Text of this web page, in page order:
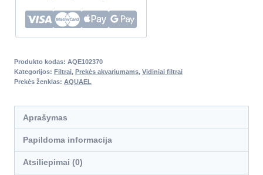
Produkto kodas: AQE102370
Kategorijos: Filtrai, Prekės akvariumams, Vidiniai filtrai
Prekės ženklas: AQUAEL
Aprašymas
Papildoma informacija
Atsiliepimai (0)